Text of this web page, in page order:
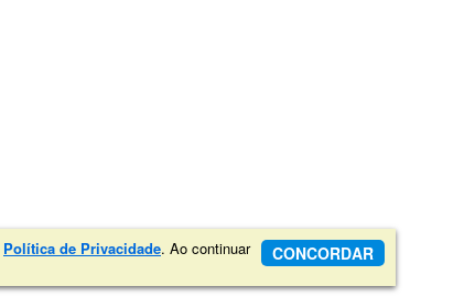
Política de Privacidade. Ao continuar
CONCORDAR